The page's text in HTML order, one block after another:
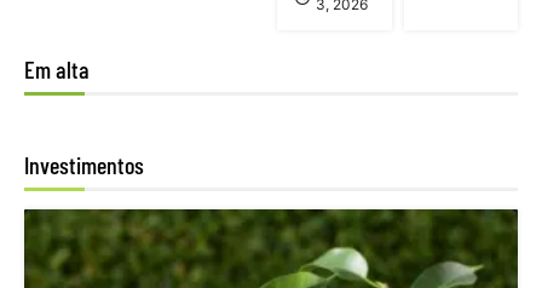
3, 2026
Em alta
Investimentos